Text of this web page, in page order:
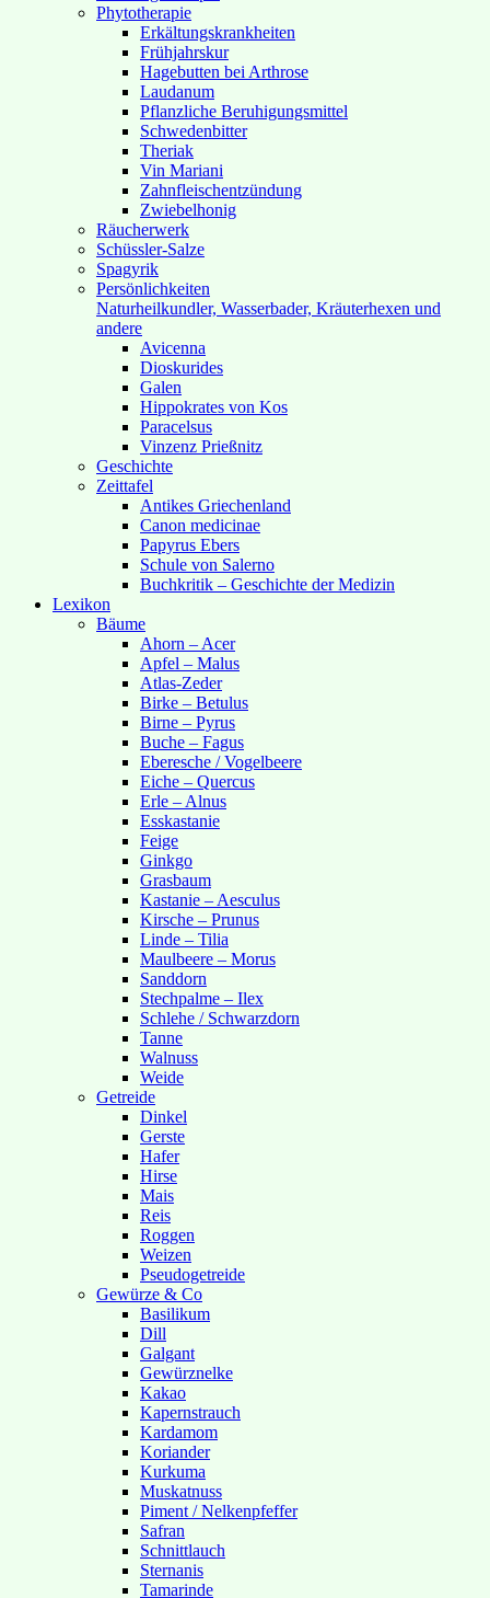
Phytotherapie
Erkältungskrankheiten
Frühjahrskur
Hagebutten bei Arthrose
Laudanum
Pflanzliche Beruhigungsmittel
Schwedenbitter
Theriak
Vin Mariani
Zahnfleischentzündung
Zwiebelhonig
Räucherwerk
Schüssler-Salze
Spagyrik
Persönlichkeiten
Naturheilkundler, Wasserbader, Kräuterhexen und
andere
Avicenna
Dioskurides
Galen
Hippokrates von Kos
Paracelsus
Vinzenz Prießnitz
Geschichte
Zeittafel
Antikes Griechenland
Canon medicinae
Papyrus Ebers
Schule von Salerno
Buchkritik – Geschichte der Medizin
Lexikon
Bäume
Ahorn – Acer
Apfel – Malus
Atlas-Zeder
Birke – Betulus
Birne – Pyrus
Buche – Fagus
Eberesche / Vogelbeere
Eiche – Quercus
Erle – Alnus
Esskastanie
Feige
Ginkgo
Grasbaum
Kastanie – Aesculus
Kirsche – Prunus
Linde – Tilia
Maulbeere – Morus
Sanddorn
Stechpalme – Ilex
Schlehe / Schwarzdorn
Tanne
Walnuss
Weide
Getreide
Dinkel
Gerste
Hafer
Hirse
Mais
Reis
Roggen
Weizen
Pseudogetreide
Gewürze & Co
Basilikum
Dill
Galgant
Gewürznelke
Kakao
Kapernstrauch
Kardamom
Koriander
Kurkuma
Muskatnuss
Piment / Nelkenpfeffer
Safran
Schnittlauch
Sternanis
Tamarinde